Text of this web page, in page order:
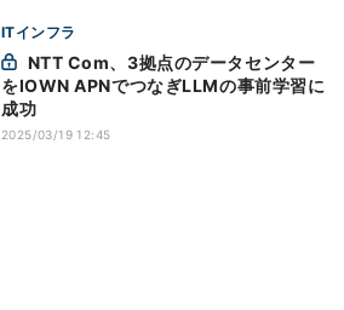
ITインフラ
をIOWN APNでつなぎLLMの事前学習に
成功
2025/03/19 12:45